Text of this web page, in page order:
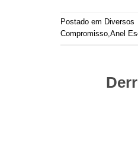
Postado em Diversos
Compromisso,Anel